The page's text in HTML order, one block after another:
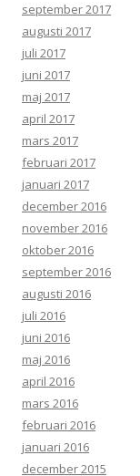
september 2017
augusti 2017
juli 2017
juni 2017
maj 2017
april 2017
mars 2017
februari 2017
januari 2017
december 2016
november 2016
oktober 2016
september 2016
augusti 2016
juli 2016
juni 2016
maj 2016
april 2016
mars 2016
februari 2016
januari 2016
december 2015